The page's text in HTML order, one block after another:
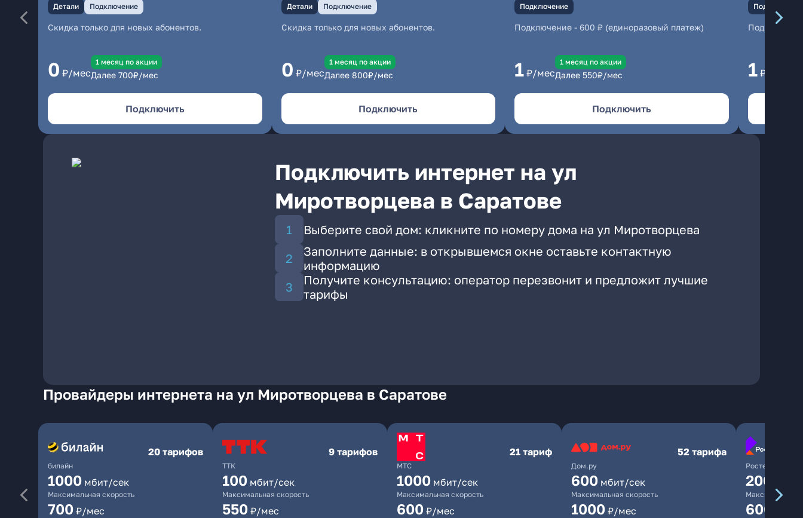
Детали Подключение
Скидка только для новых абонентов.
0 ₽/мес
1 месяц по акции
Далее 700₽/мес
Подключить
Детали Подключение
Скидка только для новых абонентов.
0 ₽/мес
1 месяц по акции
Далее 800₽/мес
Подключить
Подключение
Подключение - 600 ₽ (единоразовый платеж)
1 ₽/мес
1 месяц по акции
Далее 550₽/мес
Подключить
Подключение
1 ₽/мес
Подключить интернет на ул
Миротворцева в Саратове
Выберите свой дом: кликните по номеру дома на ул Миротворцева
Заполните данные: в открывшемся окне оставьте контактную
информацию
Получите консультацию: оператор перезвонит и предложит лучшие
тарифы
Провайдеры интернета на ул Миротворцева в Саратове
билайн
20 тарифов
1000 мбит/сек
Максимальная скорость
700 ₽/мес
ТТК
9 тарифов
100 мбит/сек
Максимальная скорость
550 ₽/мес
МТС
21 тариф
1000 мбит/сек
Максимальная скорость
600 ₽/мес
Дом.ру
52 тарифа
600 мбит/сек
Максимальная скорость
1000 ₽/мес
Ростелеком
200
Максимальная
600